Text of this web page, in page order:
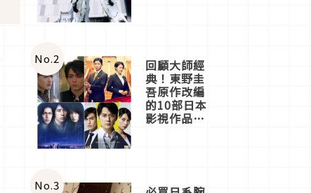
體驗
No.2 回顧大師經
典！東野圭
吾原作改編
的10部日本
影視作品推
No.3